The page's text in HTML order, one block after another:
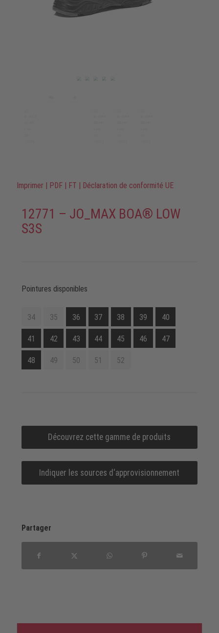
Imprimer | PDF | FT | Déclaration de conformité UE
12771 – JO_MAX BOA® LOW
S3S
Pointures disponibles
34 35 36 37 38 39 40
41 42 43 44 45 46 47
48 49 50 51 52
Découvrez cette gamme de produits
Indiquer les sources d‘approvisionnement
Partager